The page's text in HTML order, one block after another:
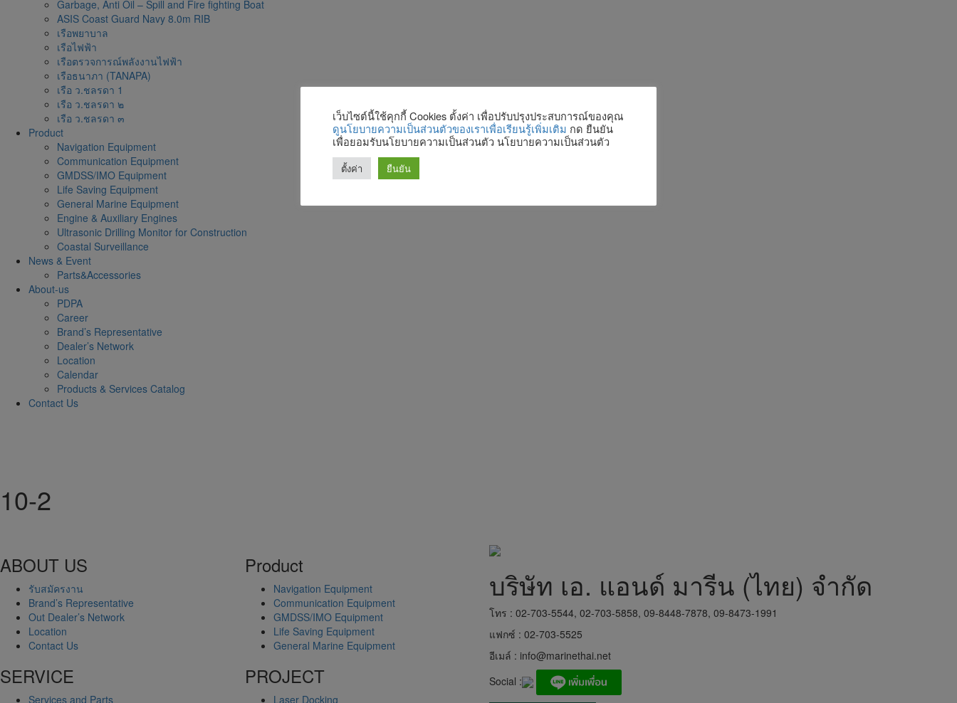
Garbage, Anti Oil – Spill and Fire fighting Boat
ASIS Coast Guard Navy 8.0m RIB
เรือพยาบาล
เรือไฟฟ้า
เรือตรวจการณ์พลังงานไฟฟ้า
เรือธนาภา (TANAPA)
เรือ ว.ชลรดา 1
เรือ ว.ชลรดา ๒
เรือ ว.ชลรดา ๓
Product
Navigation Equipment
Communication Equipment
GMDSS/IMO Equipment
Life Saving Equipment
General Marine Equipment
Engine & Auxiliary Engines
Ultrasonic Drilling Monitor for Construction
Coastal Surveillance
News & Event
Parts&Accessories
About-us
PDPA
Career
Brand’s Representative
Dealer’s Network
Location
Calendar
Products & Services Catalog
Contact Us
10-2
ABOUT US
รับสมัครงาน
Brand’s Representative
Out Dealer’s Network
Location
Contact Us
SERVICE
Services and Parts
Product
Navigation Equipment
Communication Equipment
GMDSS/IMO Equipment
Life Saving Equipment
General Marine Equipment
PROJECT
Laser Docking
บริษัท เอ. แอนด์ มารีน (ไทย) จำกัด
โทร : 02-703-5544, 02-703-5858, 09-8448-7878, 09-8473-1991
แฟกซ์ : 02-703-5525
อีเมล์ : info@marinethai.net
Social :
เว็บไซต์นี้ใช้คุกกี้ Cookies ตั้งค่า เพื่อปรับปรุงประสบการณ์ของคุณ
ดูนโยบายความเป็นส่วนตัวของเราเพื่อเรียนรู้เพิ่มเติม กด ยืนยัน
เพื่อยอมรับนโยบายความเป็นส่วนตัว นโยบายความเป็นส่วนตัว
ตั้งค่า ยืนยัน